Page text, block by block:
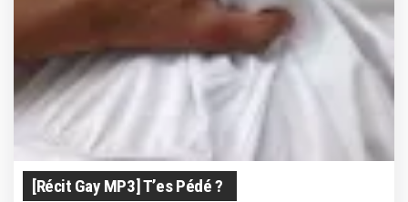
[récit Gay MP3] T’es Pédé ?